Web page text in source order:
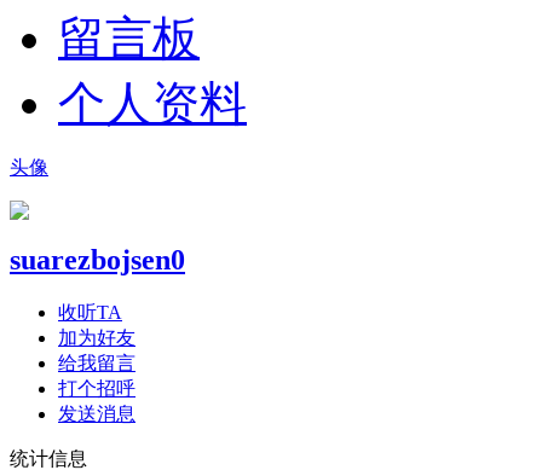
留言板
个人资料
头像
suarezbojsen0
收听TA
加为好友
给我留言
打个招呼
发送消息
统计信息